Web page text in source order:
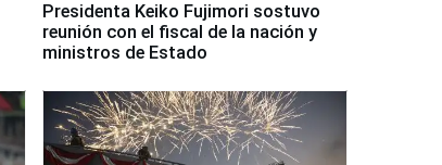
Presidenta Keiko Fujimori sostuvo
reunión con el fiscal de la nación y
ministros de Estado